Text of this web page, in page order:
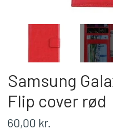
Samsung
Flip cover rød
60,00 kr.